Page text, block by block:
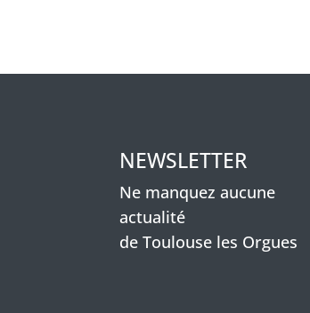
NEWSLETTER
Ne manquez aucune
actualité
de Toulouse les Orgues